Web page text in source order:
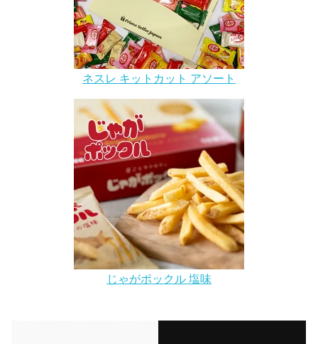
ネスレ キットカット アソート
じゃがポックル 塩味